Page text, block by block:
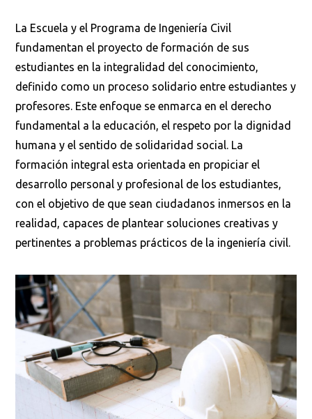
La Escuela y el Programa de Ingeniería Civil
fundamentan el proyecto de formación de sus
estudiantes en la integralidad del conocimiento,
definido como un proceso solidario entre estudiantes y
profesores. Este enfoque se enmarca en el derecho
fundamental a la educación, el respeto por la dignidad
humana y el sentido de solidaridad social. La
formación integral esta orientada en propiciar el
desarrollo personal y profesional de los estudiantes,
con el objetivo de que sean ciudadanos inmersos en la
realidad, capaces de plantear soluciones creativas y
pertinentes a problemas prácticos de la ingeniería civil.